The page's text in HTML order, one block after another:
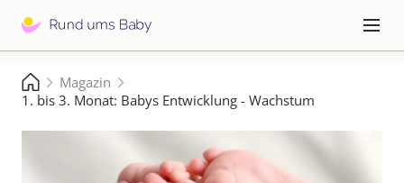
zum
≡
Pfadnavigation
StartseiteMagazin
1. bis 3. Monat: Babys Entwicklung - Wachstum